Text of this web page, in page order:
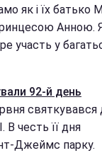
як і їх батько
принцесою Анною.
участь у
92-й день
святкувався
В честь її дня
Джеймс парку.